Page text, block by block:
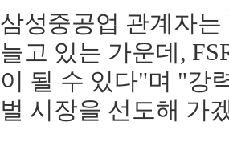
삼성중공업 관계자
늘고 있는 가운데,
이 될 수 있다"며 "강
벌 시장을 선도해 가